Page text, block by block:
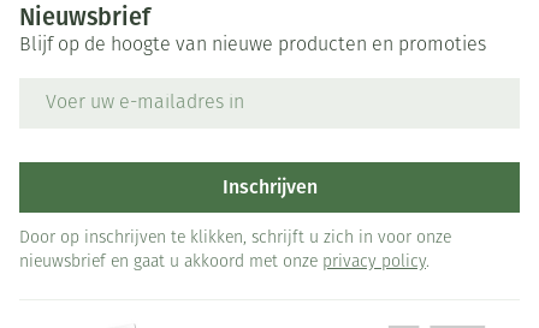
Nieuwsbrief
Blijf op de hoogte van nieuwe producten en promoties
Inschrijven
Door op inschrijven te klikken, schrijft u zich in voor onze
nieuwsbrief en gaat u akkoord met onze privacy policy.